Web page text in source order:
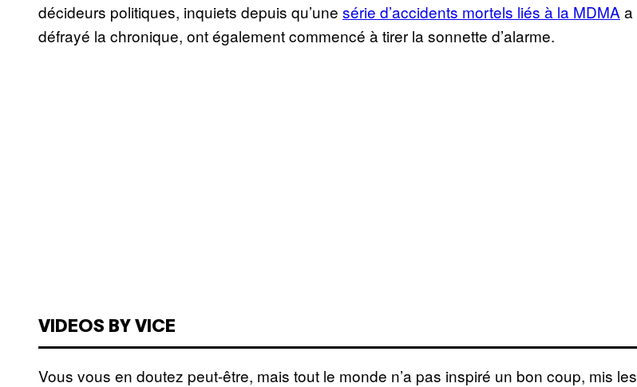
décideurs politiques, inquiets depuis qu’une série d’accidents mortels liés à la MDMA a
défrayé la chronique, ont également commencé à tirer la sonnette d’alarme.
VIDEOS BY VICE
Vous vous en doutez peut-être, mais tout le monde n’a pas inspiré un bon coup, mis les